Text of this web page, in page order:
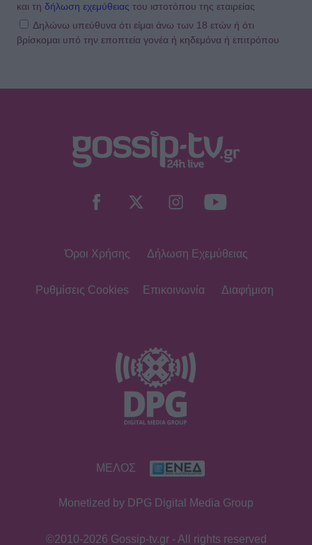
και τη δήλωση εχεμύθειας του ιστοτόπου της εταιρείας
Δηλώνω υπεύθυνα ότι είμαι άνω των 18 ετών ή ότι
βρίσκομαι υπό την εποπτεία γονέα ή κηδεμόνα ή επιτρόπου
Όροι Χρήσης Δήλωση Εχεμύθειας
Ρυθμίσεις Cookies Επικοινωνία Διαφήμιση
ΜΕΛΟΣ
Monetized by DPG Digital Media Group
©2010-2026 Gossip-tv.gr - All rights reserved